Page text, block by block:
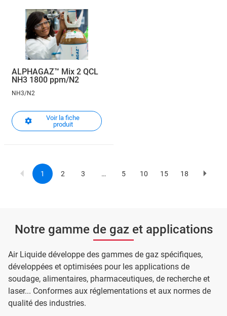
ALPHAGAZ™ Mix 2 QCL
NH3 1800 ppm/N2
NH3/N2
Voir la fiche
produit
Current
page
1 Page
2 Page
3 … Page
5 Page
10 Page
15 Page
18
Page
Notre gamme de gaz et applications
Air Liquide développe des gammes de gaz spécifiques,
développées et optimisées pour les applications de
soudage, alimentaires, pharmaceutiques, de recherche et
laser... Conformes aux réglementations et aux normes de
qualité des industries.